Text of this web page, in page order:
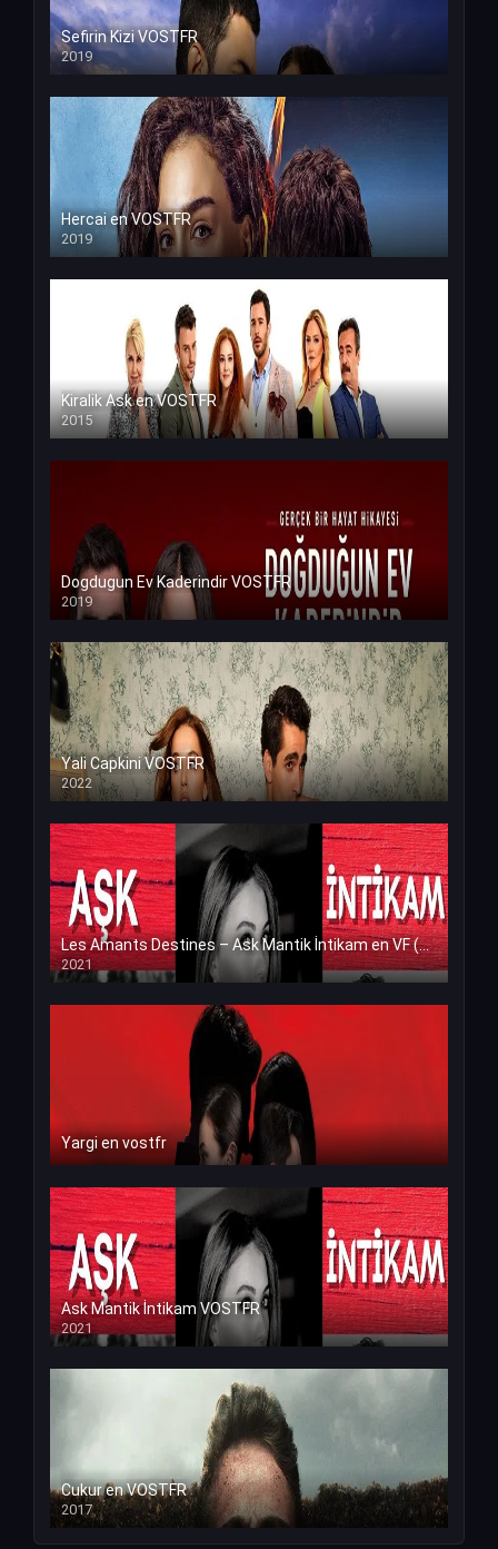
Sefirin Kizi VOSTFR
2019
Hercai en VOSTFR
2019
Kiralik Ask en VOSTFR
2015
Dogdugun Ev Kaderindir VOSTFR
2019
Yali Capkini VOSTFR
2022
Les Amants Destines – Ask Mantik İntikam en VF (Voix Francaise)
2021
Yargi en vostfr
Ask Mantik İntikam VOSTFR
2021
Cukur en VOSTFR
2017